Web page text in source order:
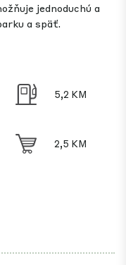
jednoduchú a
a späť.
5,2 KM
2,5 KM